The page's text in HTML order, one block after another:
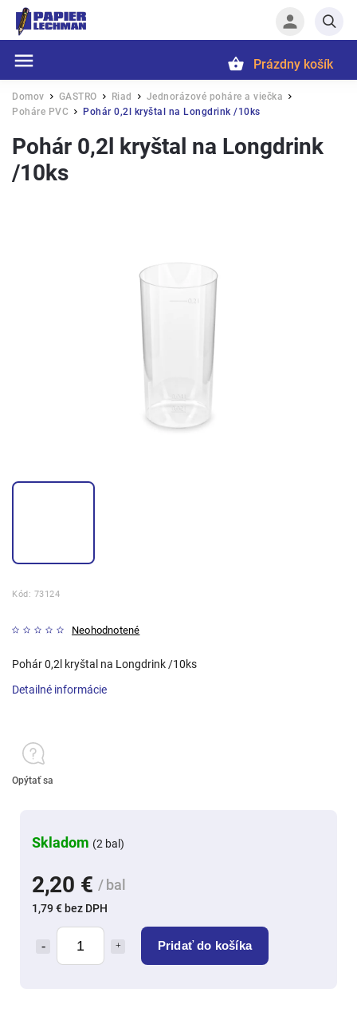
Prázdny košík
Domov / GASTRO / Riad / Jednorázové poháre a viečka /
Poháre PVC / Pohár 0,2l kryštal na Longdrink /10ks
Pohár 0,2l kryštal na Longdrink
/10ks
Kód: 73124
Neohodnotené
2,20 € / bal
1,79 € bez DPH
Pridať do košíka
Skladom (2 bal)
Pohár 0,2l kryštal na Longdrink /10ks
Detailné informácie
Opýtať sa